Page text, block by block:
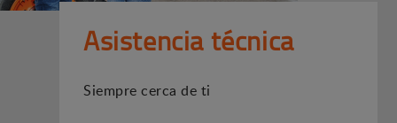
Asistencia técnica
Siempre cerca de ti